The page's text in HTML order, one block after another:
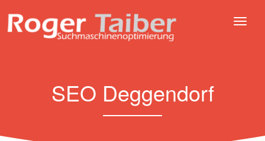
SEO Deggendorf